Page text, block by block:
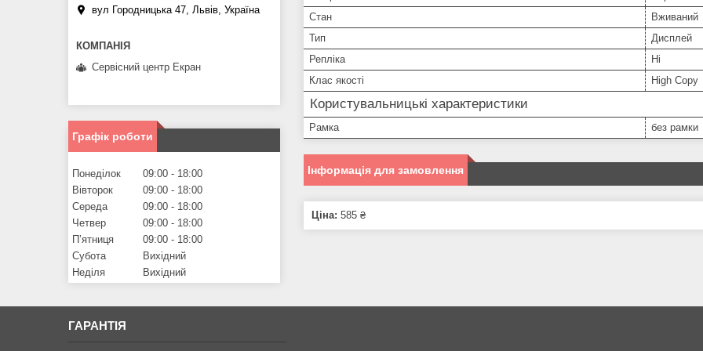
Стан
Вживаний
Тип
Дисплей
Репліка
Ні
Клас якості
High Copy
Користувальницькі характеристики
Рамка без рамки
Інформація для замовлення
Ціна: 585 ₴
вул Городницька 47, Львів, Україна
Сервісний центр Екран
Графік роботи
Понеділок 09:00
18:00
Вівторок
09:00
18:00
Середа
09:00
18:00
Четвер
09:00
18:00
Пʼятниця
09:00
18:00
Субота
Вихідний
Неділя
Вихідний
ГАРАНТІЯ